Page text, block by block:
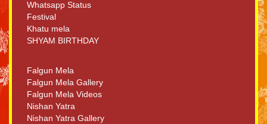
Whatsapp Status
Festival
Khatu mela
SHYAM BIRTHDAY
Falgun Mela
Falgun Mela Gallery
Falgun Mela Videos
Nishan Yatra
Nishan Yatra Gallery